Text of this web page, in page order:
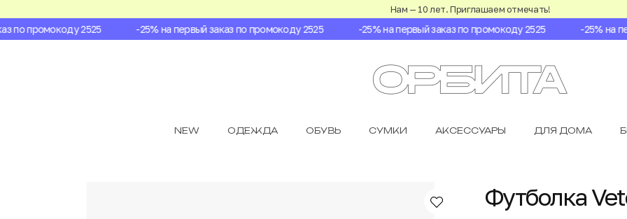
Нам — 10 лет. Приглашаем отмечать!
промокоду 2525 -25% на первый заказ по промокоду 2525 -25% на первый заказ по промокоду 2525 -25% на
NEW ОДЕЖДА ОБУВЬ СУМКИ АКСЕССУАРЫ ДЛЯ ДОМА
Футболка